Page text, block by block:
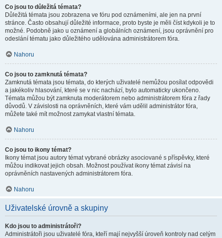
Co jsou to důležitá témata?
Důležitá témata jsou zobrazena ve fóru pod oznámeními, ale jen na první
stránce. Často obsahují důležité informace, proto byste je měli číst kdykoli je to
možné. Podobně jako u oznámení a globálních oznámení, jsou oprávnění pro
odeslání tématu jako důležitého udělována administrátorem fóra.
Nahoru
Co jsou to zamknutá témata?
Zamknutá témata jsou témata, do kterých uživatelé nemůžou posílat odpovědi
a jakékoliv hlasování, které se v nic nachází, bylo automaticky ukončeno.
Témata můžou být zamknuta moderátorem nebo administrátorem fóra z řady
důvodů. V závislosti na oprávněních, které vám udělil administrátor fóra,
můžete také mít možnost zamykat vlastní témata.
Nahoru
Co jsou to ikony témat?
Ikony témat jsou autory témat vybrané obrázky asociované s příspěvky, které
můžou indikovat jejich obsah. Možnost používat ikony témat závisí na
oprávněních nastavených administrátorem fóra.
Nahoru
Uživatelské úrovně a skupiny
Kdo jsou to administrátoři?
Administrátoři jsou uživatelé fóra, kteří mají nejvyšší úroveň kontroly nad celým